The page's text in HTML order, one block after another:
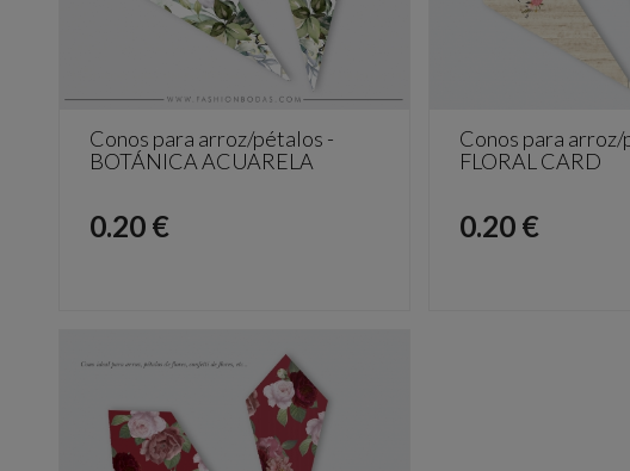
Conos para arroz/pétalos -
BOTÁNICA ACUARELA
Precio
0.20 €
Conos para
FLORAL CARD
Precio
0.20 €